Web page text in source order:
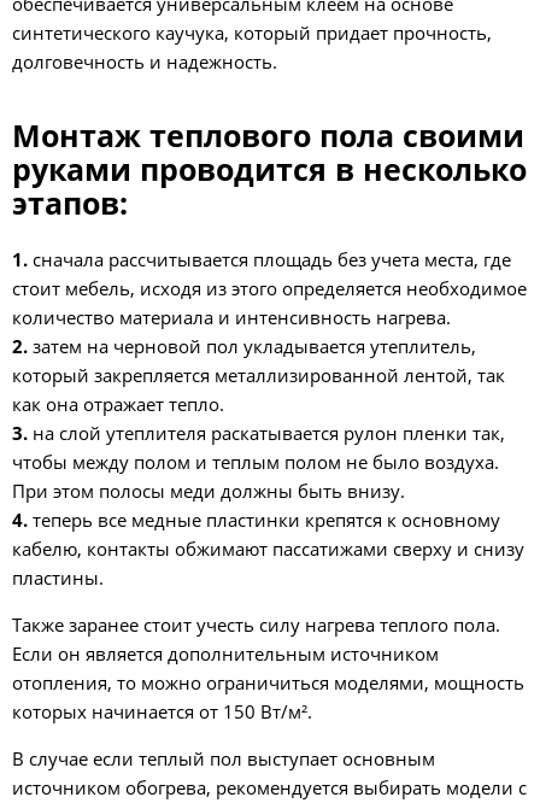
синтетического каучука, который придает прочность,
долговечность и надежность.
Монтаж теплового пола своими
руками проводится в несколько
этапов:
1. сначала рассчитывается площадь без учета места, где
стоит мебель, исходя из этого определяется необходимое
количество материала и интенсивность нагрева.
2. затем на черновой пол укладывается утеплитель,
который закрепляется металлизированной лентой, так
как она отражает тепло.
3. на слой утеплителя раскатывается рулон пленки так,
чтобы между полом и теплым полом не было воздуха.
При этом полосы меди должны быть внизу.
4. теперь все медные пластинки крепятся к основному
кабелю, контакты обжимают пассатижами сверху и снизу
пластины.
Также заранее стоит учесть силу нагрева теплого пола.
Если он является дополнительным источником
отопления, то можно ограничиться моделями, мощность
которых начинается от 150 Вт/м².
В случае если теплый пол выступает основным
источником обогрева, рекомендуется выбирать модели с